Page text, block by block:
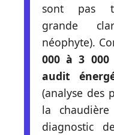
sont pas
grande
néophyte).
000 à 3 000
audit
(analyse des
la
diagnostic